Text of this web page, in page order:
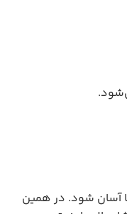
آسان شود. در همین